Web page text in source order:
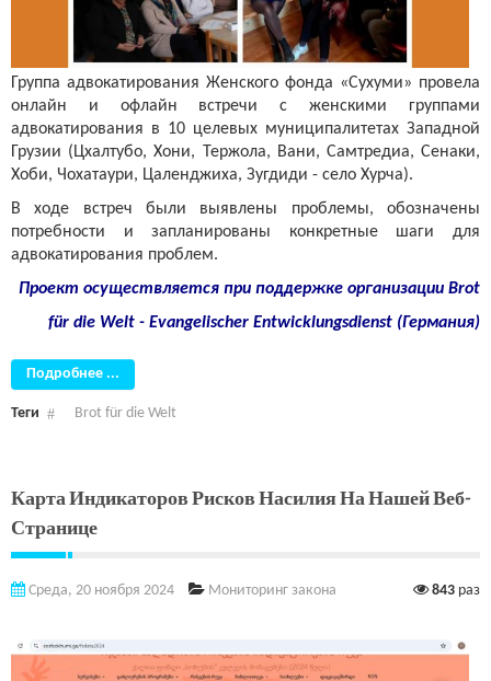
Группа адвокатирования Женского фонда «Сухуми» провела
онлайн и офлайн встречи с женскими группами
адвокатирования в 10 целевых муниципалитетах Западной
Грузии (Цхалтубо, Хони, Тержола, Вани, Самтредиа, Сенаки,
Хоби, Чохатаури, Цаленджиха, Зугдиди - село Хурча).
В ходе встреч были выявлены проблемы, обозначены
потребности и запланированы конкретные шаги для
адвокатирования проблем.
Проект осуществляется при поддержке организации Brot
für die Welt - Evangelischer Entwicklungsdienst (Германия)
Подробнее ...
Теги Brot für die Welt
Карта Индикаторов Рисков Насилия На Нашей Веб-
Странице
Среда, 20 ноября 2024 Мониторинг закона 843 раз